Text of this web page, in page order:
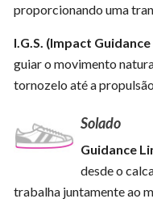
proporcionando uma
I.G.S. (Impact
guiar o movimento
tornozelo até a
Solado
Guidance
desde o
trabalha juntamente ao